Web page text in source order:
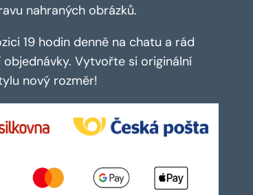
nahraných obrázků.
19 hodin denně na chatu a rád
Vytvořte si originální
nový rozměr!